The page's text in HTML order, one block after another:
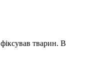
тварин. В